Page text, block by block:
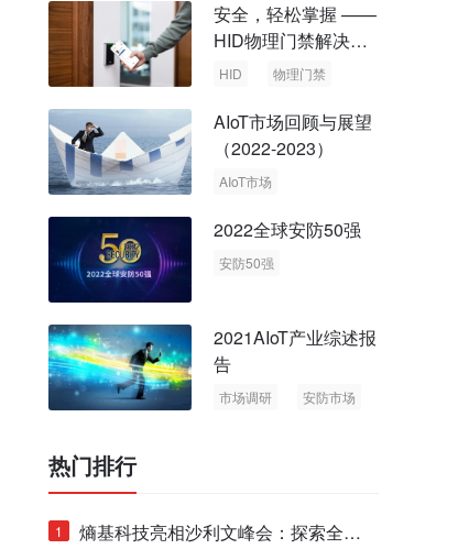
安全，轻松掌握 ——
HID物理门禁解决方
案，启动智慧安全新
HID 物理门禁
AIoT市场回顾与展望
（2022-2023）
AIoT市场
2022全球安防50强
安防50强
2021AIoT产业综述报
告
市场调研
安防市场
热门排行
1
熵基科技亮相沙利文峰会：探索全栈